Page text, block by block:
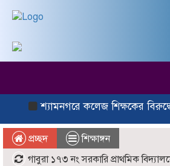
শ্যামনগরে কলেজ শিক্ষকের বিরুদ্ধে
প্রচ্ছদ
শিক্ষাঙ্গন
গাবুরা ১৭৩ নং সরকারি প্রাথমিক